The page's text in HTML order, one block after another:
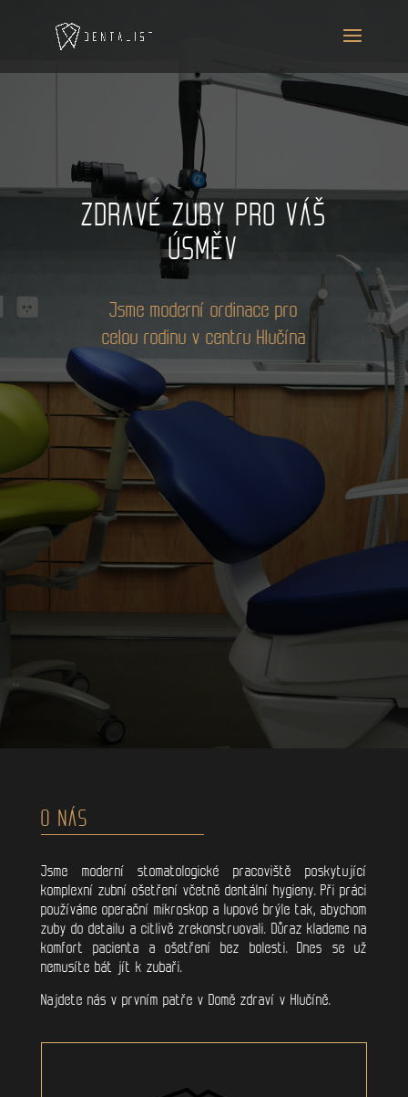
ZDRAVÉ ZUBY PRO VÁŠ
ÚSMĚV
Jsme moderní ordinace pro
celou rodinu v centru Hlučína
O NÁS
Jsme moderní stomatologické pracoviště poskytující
komplexní zubní ošetření včetně dentální hygieny. Při práci
používáme operační mikroskop a lupové brýle tak, abychom
zuby do detailu a citlivě zrekonstruovali. Důraz klademe na
komfort pacienta a ošetření bez bolesti. Dnes se už
nemusíte bát jít k zubaři.
Najdete nás v prvním patře v Domě zdraví v Hlučíně.